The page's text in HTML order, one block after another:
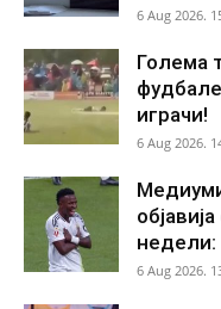
6 Aug 2026.
Голема
играчи!
6 Aug 2026.
недели:
6 Aug 2026.